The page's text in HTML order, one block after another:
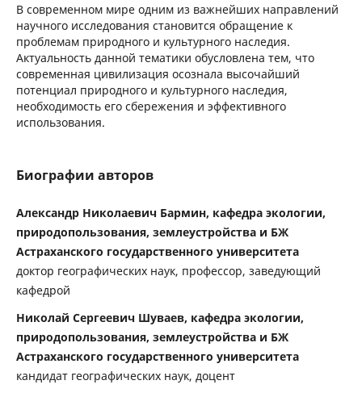
В современном мире одним из важнейших направлений
научного исследования становится обращение к
проблемам природного и культурного наследия.
Актуальность данной тематики обусловлена тем, что
современная цивилизация осознала высочайший
потенциал природного и культурного наследия,
необходимость его сбережения и эффективного
использования.
Биографии авторов
Александр Николаевич Бармин, кафедра экологии,
природопользования, землеустройства и БЖ
Астраханского государственного университета
доктор географических наук, профессор, заведующий
кафедрой
Николай Сергеевич Шуваев, кафедра экологии,
природопользования, землеустройства и БЖ
Астраханского государственного университета
кандидат географических наук, доцент